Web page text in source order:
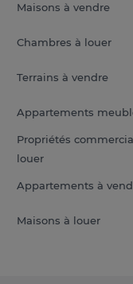
Maisons à vendre
Chambres à louer
Terrains à vendre
Appartements
Propriétés
louer
Appartements à
Maisons à louer